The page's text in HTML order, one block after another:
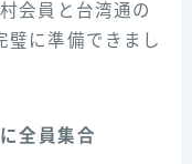
会員と台湾通の
璧に準備できまし
全員集合